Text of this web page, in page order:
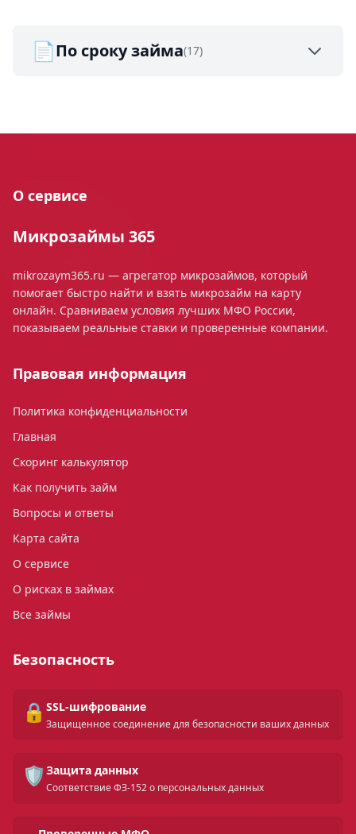
📄По сроку займа(17)
О сервисе
Микрозаймы 365
mikrozaym365.ru — агрегатор микрозаймов, который
помогает быстро найти и взять микрозайм на карту
онлайн. Сравниваем условия лучших МФО России,
показываем реальные ставки и проверенные компании.
Правовая информация
Политика конфиденциальности
Главная
Скоринг калькулятор
Как получить займ
Вопросы и ответы
Карта сайта
О сервисе
О рисках в займах
Все займы
Безопасность
🔒 SSL-шифрование
Защищенное соединение для безопасности ваших данных
🛡️ Защита данных
Соответствие ФЗ-152 о персональных данных